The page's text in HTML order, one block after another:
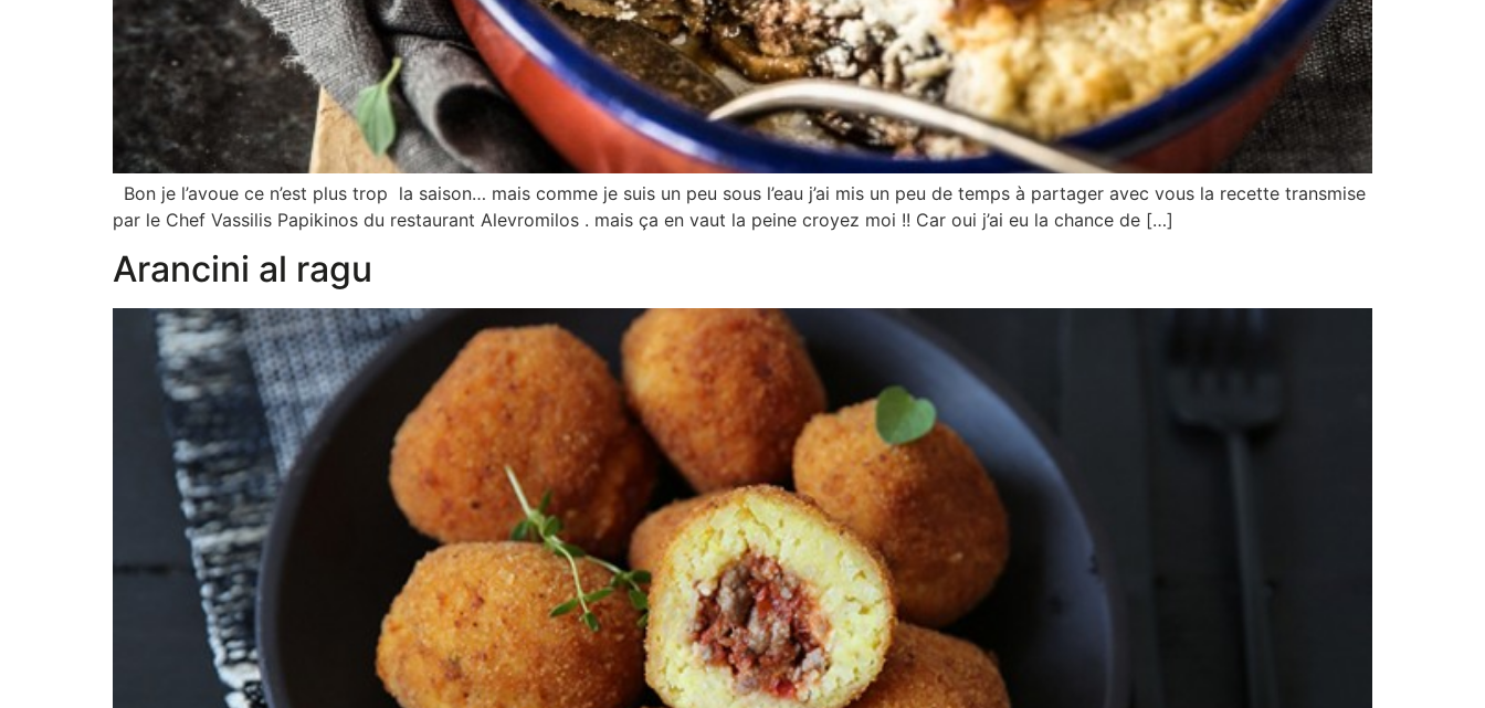
Bon je l’avoue ce n’est plus trop la saison… mais comme je suis un peu sous l’eau j’ai mis un peu de temps à partager avec vous la recette transmise
par le Chef Vassilis Papikinos du restaurant Alevromilos . mais ça en vaut la peine croyez moi !! Car oui j’ai eu la chance de […]
Arancini al ragu